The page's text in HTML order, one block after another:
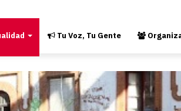
Tu Voz, Tu Gente